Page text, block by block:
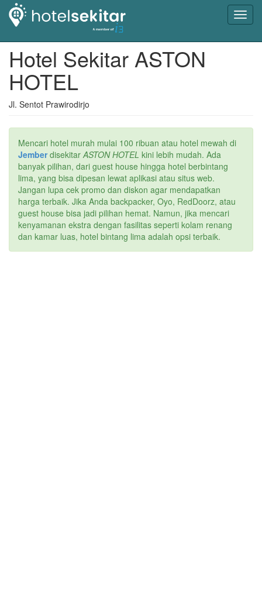
Hotel Sekitar ASTON
HOTEL
Jl. Sentot Prawirodirjo
Mencari hotel murah mulai 100 ribuan atau hotel mewah di
JemberdisekitarASTON HOTEL kini lebih mudah. Ada
banyak pilihan, dari guest house hingga hotel berbintang
lima, yang bisa dipesan lewat aplikasi atau situs web.
Jangan lupa cek promo dan diskon agar mendapatkan
harga terbaik. Jika Anda backpacker, Oyo, RedDoorz, atau
guest house bisa jadi pilihan hemat. Namun, jika mencari
kenyamanan ekstra dengan fasilitas seperti kolam renang
dan kamar luas, hotel bintang lima adalah opsi terbaik.